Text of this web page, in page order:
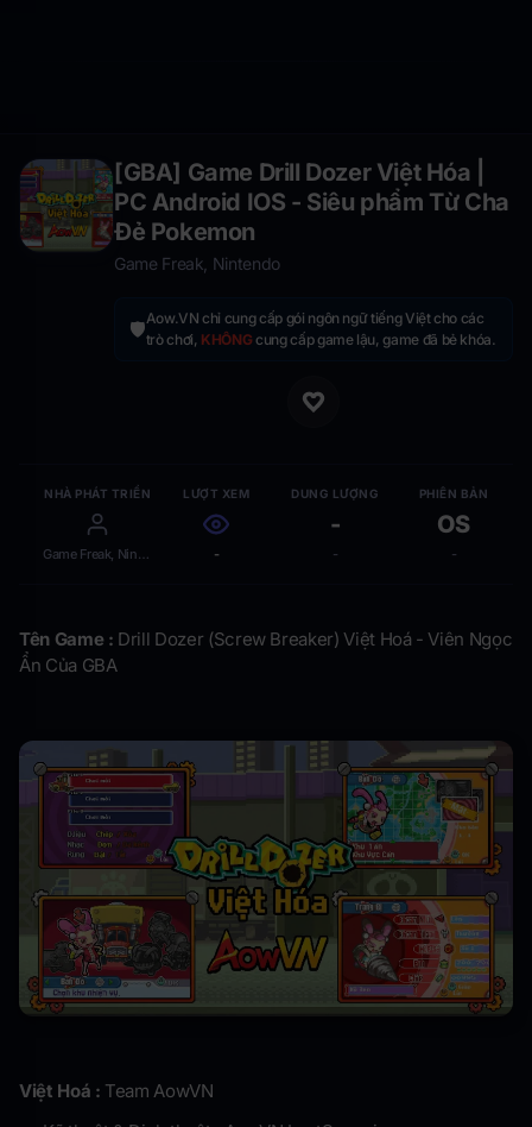
[GBA] Game Drill Dozer Việt Hóa |
PC Android IOS - Siêu phẩm Từ Cha
Đẻ Pokemon
Game Freak, Nintendo
🛡️Aow.VN chỉ cung cấp gói ngôn ngữ tiếng Việt cho các
trò chơi, KHÔNGcung cấp game lậu, game đã bẻ khóa.
NHÀ PHÁT TRIỂN
Game Freak, Nintendo
LƯỢT XEM
-
DUNG LƯỢNG
-
-
PHIÊN BẢN
OS
-
Tên Game : Drill Dozer (Screw Breaker) Việt Hoá - Viên Ngọc
Ẩn Của GBA
Việt Hoá : Team AowVN